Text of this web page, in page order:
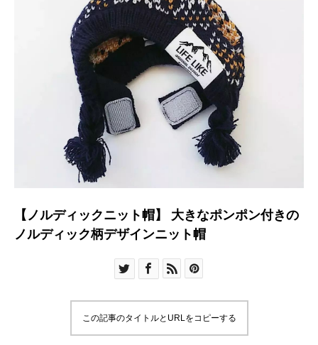
【ノルディックニット帽】 大きなポンポン付きの
ノルディック柄デザインニット帽
この記事のタイトルとURLをコピーする